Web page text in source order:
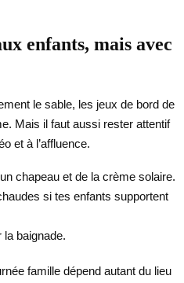
enfants, mais avec
le sable, les jeux de bord de
Mais il faut aussi rester attentif
et à l’affluence.
chapeau et de la crème solaire.
si tes enfants supportent
baignade.
famille dépend autant du lieu